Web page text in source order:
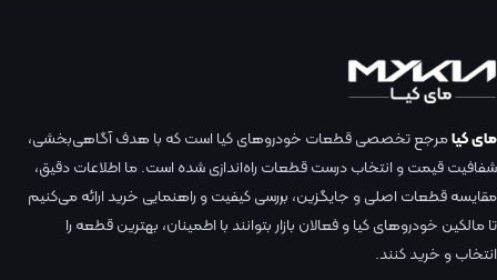
مای کیامرجع تخصصی قطعات خودروهای کیا است که با هدف آگاهی‌بخشی،
شفافیت قیمت و انتخاب درست قطعات راه‌اندازی شده است. ما اطلاعات دقیق،
مقایسه قطعات اصلی و جایگزین، بررسی کیفیت و راهنمایی خرید ارائه می‌کنیم
تا مالکین خودروهای کیا و فعالان بازار بتوانند با اطمینان، بهترین قطعه را
انتخاب و خرید کنند.